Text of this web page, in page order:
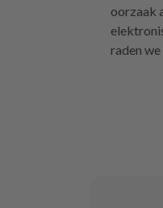
oorzaak
raden